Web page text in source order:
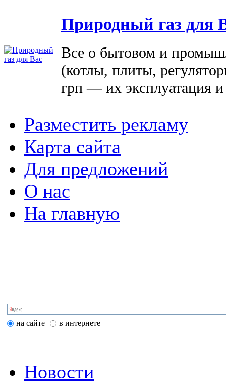
Природный газ для
Все о бытовом и
(котлы, плиты,
грп — их эксплуатация
Разместить рекламу
Карта сайта
Для предложений
О нас
На главную
на сайте в интернете
Новости